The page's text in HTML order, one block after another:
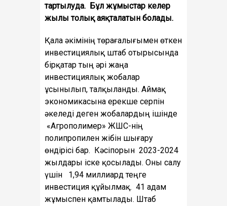
тартылуда. Бұл жұмыстар келер
жылы толық аяқталатын болады.
Қала әкімінің төрағалығымен өткен
инвестициялық штаб отырысында
бірқатар тың әрі жаңа
инвестициялық жобалар
ұсынылып, талқыланды. Аймақ
экономикасына ерекше серпін
әкеледі деген жобалардың ішінде
«Агрополимер» ЖШС-нің
полипропилен жібін шығару
өндірісі бар. Кәсіпорын 2023-2024
жылдары іске қосылады. Оны салу
үшін 1,94 миллиард теңге
инвестиция құйылмақ. 41 адам
жұмыспен қамтылады. Штаб